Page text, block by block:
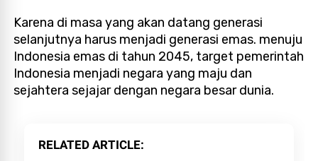
Karena di masa yang akan datang generasi
selanjutnya harus menjadi generasi emas. menuju
Indonesia emas di tahun 2045, target pemerintah
Indonesia menjadi negara yang maju dan
sejahtera sejajar dengan negara besar dunia.
RELATED ARTICLE